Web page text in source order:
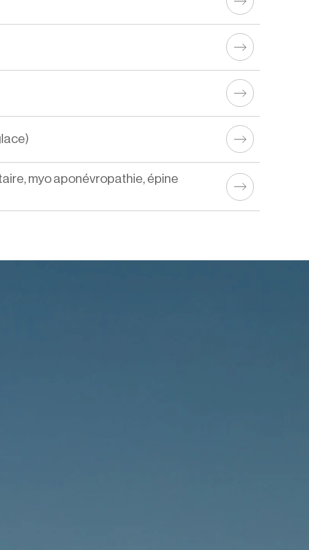
myo aponévropathie, épine